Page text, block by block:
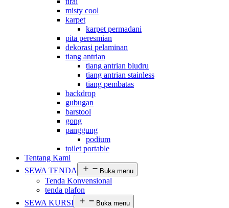
misty cool
karpet
karpet permadani
pita peresmian
dekorasi pelaminan
tiang antrian
tiang antrian bludru
tiang antrian stainless
tiang pembatas
backdrop
gubugan
barstool
gong
panggung
podium
toilet portable
Tentang Kami
SEWA TENDA
Buka menu
Tenda Konvensional
tenda plafon
SEWA KURSI
Buka menu